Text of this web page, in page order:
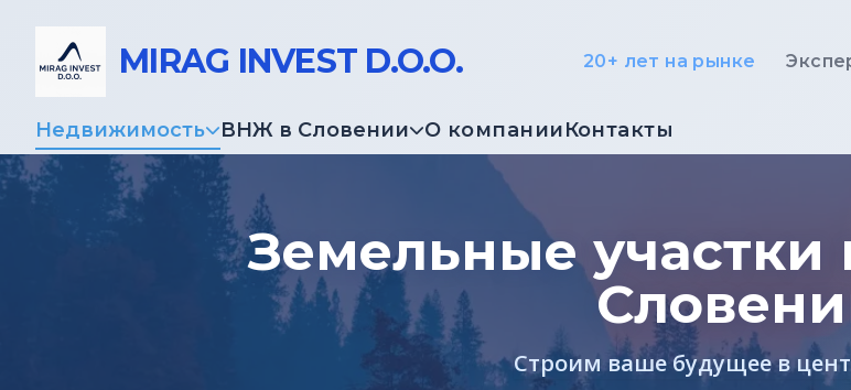
MIRAG INVEST D.O.O. 20+ лет на рынке
Недвижимость ВНЖ в Словении О компанииКонтакты
Земельные участки
Строим ваше будущее в